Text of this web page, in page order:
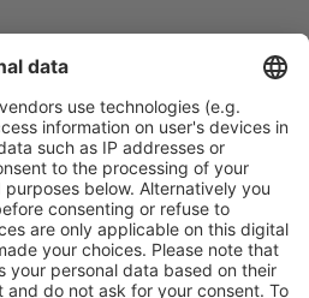
tale.
opțiune gratuită de anulare.